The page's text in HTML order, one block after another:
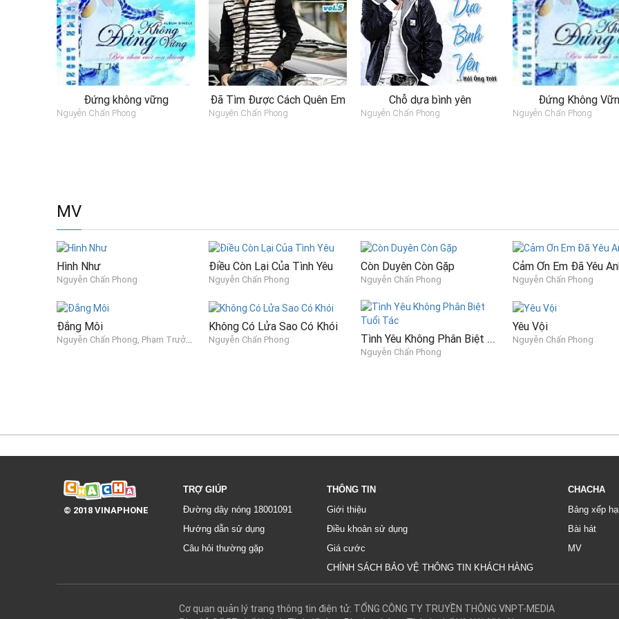
Đứng không vững
Nguyễn Chấn Phong
Đã Tìm Được Cách Quên Em
Nguyên Chấn Phong
Chỗ dựa bình yên
Nguyễn Chấn Phong
Đứng Không
Nguyễn Chấn Phong
MV
Hình Như
Nguyễn Chấn Phong
Điều Còn Lại Của Tình Yêu
Nguyễn Chấn Phong
Còn Duyên Còn Gặp
Nguyễn Chấn Phong
Cảm Ơn Em Đã Yêu
Nguyễn Chấn Phong
Đắng Môi Không Có Lửa Sao Có Khói
Nguyễn Chấn Phong Tình Yêu Không Phân Biệt Tuổi Tác
Nguyễn Chấn Phong
Yêu Vội
Nguyễn Chấn Phong
© 2018 VINAPHONE
TRỢ GIÚP
Đường dây nóng 18001091
Hướng dẫn sử dụng
Câu hỏi thường gặp
THÔNG TIN
Giới thiệu
Điều khoản sử dụng
Giá cước
CHÍNH SÁCH BẢO VỆ THÔNG TIN KHÁCH HÀNG
CHACHA
Bảng xếp
Bài hát
MV
Cơ quan quản lý trang thông tin điện tử: TỔNG CÔNG TY TRUYỀN THÔNG VNPT-MEDIA